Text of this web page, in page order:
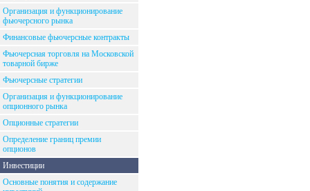
Организация и функционирование
фьючерсного рынка
Финансовые фьючерсные контракты
Фьючерсная торговля на Московской
товарной бирже
Фьючерсные стратегии
Организация и функционирование
опционного рынка
Опционные стратегии
Определение границ премии
опционов
Инвестиции
Основные понятия и содержание